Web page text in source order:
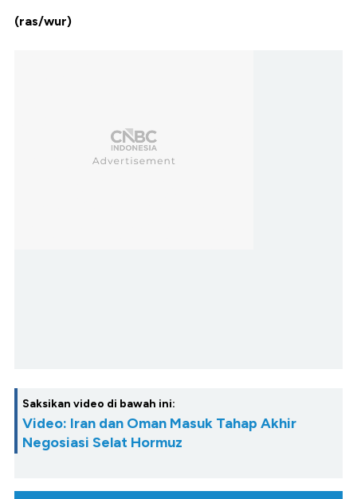
(ras/wur)
Saksikan video di bawah ini:
Video: Iran dan Oman Masuk Tahap Akhir
Negosiasi Selat Hormuz